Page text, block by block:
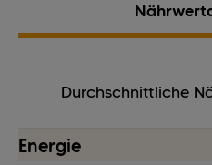
Durchschnittliche
Energie